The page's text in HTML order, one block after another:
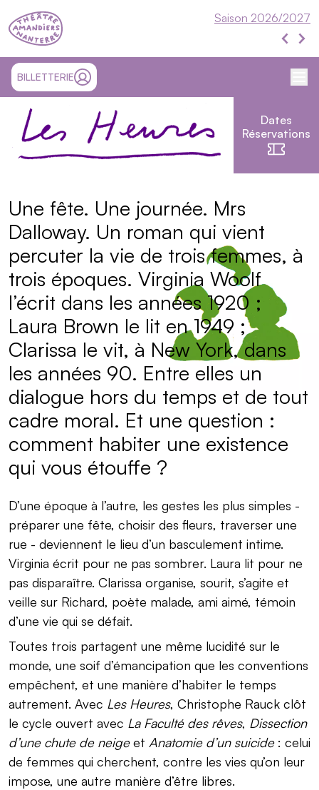
Théâtre Nanterre-Amandiers
Saison 2026/2027
BILLETTERIESITE EXTÉRIEUR ET OUVRE UN NOUVEL ONGLET
MON COMPTE
Les Heures
Dates
Réservations
Présentation
Une fête. Une journée. Mrs
Dalloway. Un roman qui vient
percuter la vie de trois femmes, à
trois époques. Virginia Woolf
l’écrit dans les années 1920 ;
Laura Brown le lit en 1949 ;
Clarissa le vit, à New York, dans
les années 90. Entre elles un
dialogue hors du temps et de tout
cadre moral. Et une question :
comment habiter une existence
qui vous étouffe ?
D’une époque à l’autre, les gestes les plus simples -
préparer une fête, choisir des fleurs, traverser une
rue - deviennent le lieu d’un basculement intime.
Virginia écrit pour ne pas sombrer. Laura lit pour ne
pas disparaître. Clarissa organise, sourit, s’agite et
veille sur Richard, poète malade, ami aimé, témoin
d’une vie qui se défait.
Toutes trois partagent une même lucidité sur le
monde, une soif d’émancipation que les conventions
empêchent, et une manière d’habiter le temps
autrement. Avec Les Heures, Christophe Rauck clôt
le cycle ouvert avec La Faculté des rêves, Dissection
d’une chute de neigeet Anatomie d’un suicide: celui
de femmes qui cherchent, contre les vies qu’on leur
impose, une autre manière d’être libres.